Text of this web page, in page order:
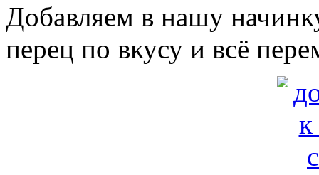
Добавляем в нашу
перец по вкусу и всё